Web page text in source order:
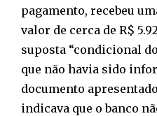
pagamento, recebeu
valor de cerca de R$
suposta “condicional
que não havia sido
documento
indicava que o banco